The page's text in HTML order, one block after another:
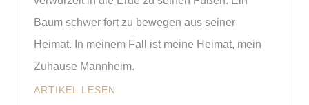
Baum schwer fort zu bewegen aus seiner
Heimat. In meinem Fall ist meine Heimat, mein
Zuhause Mannheim.
ARTIKEL LESEN